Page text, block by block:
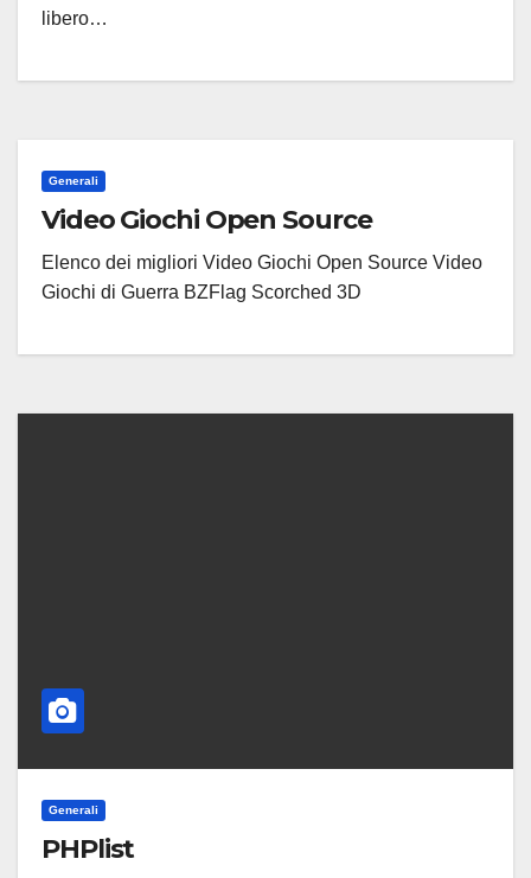
libero…
Generali
Video Giochi Open Source
Elenco dei migliori Video Giochi Open Source Video
Giochi di Guerra BZFlag Scorched 3D
Generali
PHPlist